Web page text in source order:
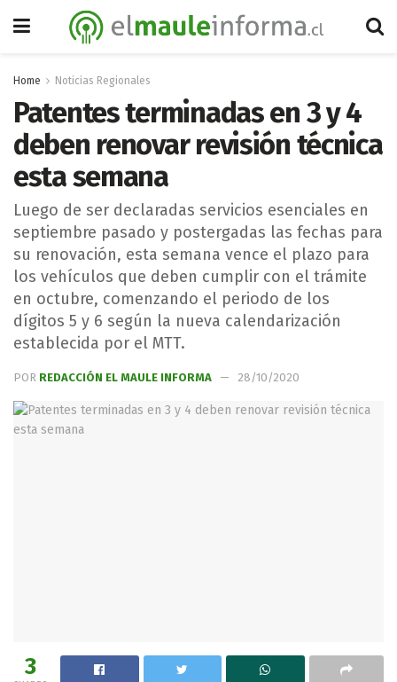
Home Noticias Regionales
Patentes terminadas en 3 y 4
deben renovar revisión técnica
esta semana
Luego de ser declaradas servicios esenciales en
septiembre pasado y postergadas las fechas para
su renovación, esta semana vence el plazo para
los vehículos que deben cumplir con el trámite
en octubre, comenzando el periodo de los
dígitos 5 y 6 según la nueva calendarización
establecida por el MTT.
POR REDACCIÓN EL MAULE INFORMA 28/10/2020
3